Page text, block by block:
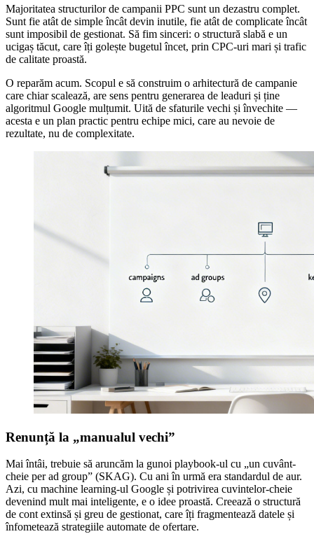
Majoritatea structurilor de campanii PPC sunt un dezastru complet.
Sunt fie atât de simple încât devin inutile, fie atât de complicate încât
sunt imposibil de gestionat. Să fim sinceri: o structură slabă e un
ucigaș tăcut, care îți golește bugetul încet, prin CPC-uri mari și trafic
de calitate proastă.
O reparăm acum. Scopul e să construim o arhitectură de campanie
care chiar scalează, are sens pentru generarea de leaduri și ține
algoritmul Google mulțumit. Uită de sfaturile vechi și învechite —
acesta e un plan practic pentru echipe mici, care au nevoie de
rezultate, nu de complexitate.
Renunță la „manualul vechi”
Mai întâi, trebuie să aruncăm la gunoi playbook-ul cu „un cuvânt-
cheie per ad group” (SKAG). Cu ani în urmă era standardul de aur.
Azi, cu machine learning-ul Google și potrivirea cuvintelor-cheie
devenind mult mai inteligente, e o idee proastă. Creează o structură
de cont extinsă și greu de gestionat, care îți fragmentează datele și
înfometează strategiile automate de ofertare.